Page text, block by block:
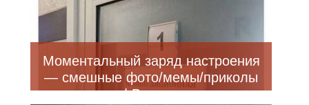
Моментальный заряд настроения
— смешные фото/мемы/приколы
| Bugaga